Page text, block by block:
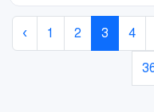
‹ 1 2 3 4